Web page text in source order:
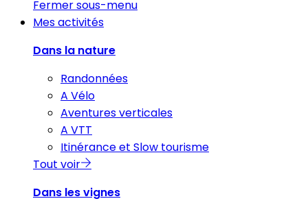
Fermer sous-menu
Mes activités
Dans la nature
Randonnées
A Vélo
Aventures verticales
A VTT
Itinérance et Slow tourisme
Tout voir
Dans les vignes